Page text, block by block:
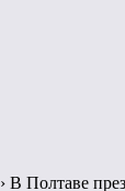
› В Полтаве